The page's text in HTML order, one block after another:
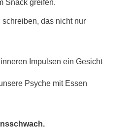
Snack greifen.
schreiben, das nicht nur
Impulsen ein Gesicht
Psyche mit Essen